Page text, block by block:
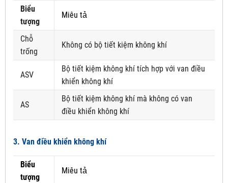
Biểu
tượng
Miêu tả
Chỗ
trống
Không có bộ tiết kiệm không khí
ASV
Bộ tiết kiệm không khí tích hợp với van điều
khiển không khí
AS
Bộ tiết kiệm không khí mà không có van
điều khiển không khí
3. Van điều khiển không khí
Biểu
tượng
Miêu tả